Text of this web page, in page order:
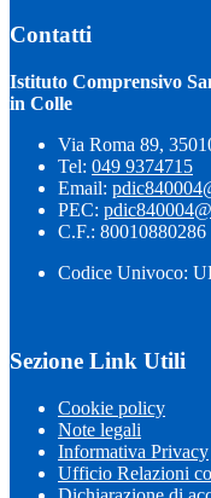
Contatti
Istituto Comprensivo
in Colle
Via Roma 89,
Tel: 049 9374715
Email:
PEC:
C.F.: 80010880286
Codice Univoco:
Sezione Link Utili
Cookie policy
Note legali
Informativa Privacy
Ufficio Relazioni